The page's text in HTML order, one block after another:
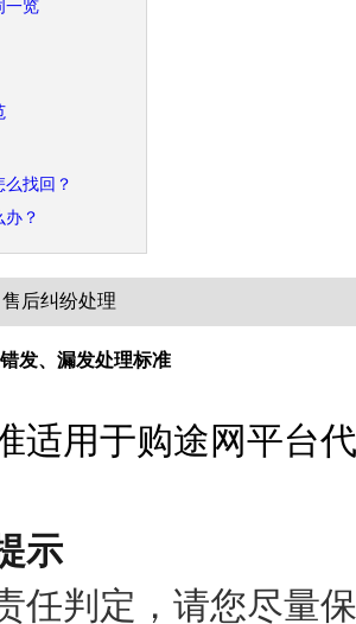
一览
找回？
？
售后纠纷处理
发、漏发处理标准
适用于购途网平台
示
任判定，请您尽量